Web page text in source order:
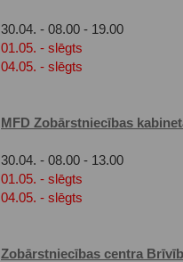
30.04. - 08.00 - 19.00
01.05. - slēgts
04.05. - slēgts
MFD Zobārstniecības
30.04. - 08.00 - 13.00
01.05. - slēgts
04.05. - slēgts
Zobārstniecības centra